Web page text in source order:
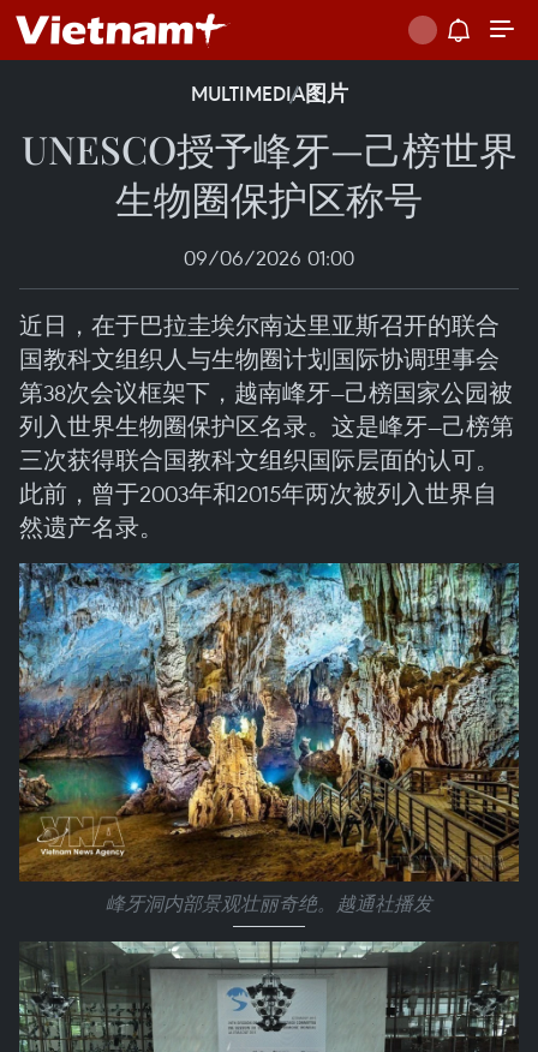
MULTIMEDIA图片
UNESCO授予峰牙—己榜世界
生物圈保护区称号
09/06/2026 01:00
近日，在于巴拉圭埃尔南达里亚斯召开的联合
国教科文组织人与生物圈计划国际协调理事会
第38次会议框架下，越南峰牙—己榜国家公园被
列入世界生物圈保护区名录。这是峰牙—己榜第
三次获得联合国教科文组织国际层面的认可。
此前，曾于2003年和2015年两次被列入世界自
然遗产名录。
峰牙洞内部景观壮丽奇绝。越通社播发